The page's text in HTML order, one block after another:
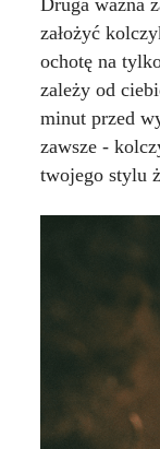
Druga ważna
założyć
ochotę na
zależy od
minut przed
zawsze -
twojego stylu